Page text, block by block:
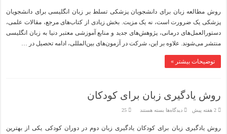
زبان
دانشجویان
روش مطالعه زبان برای دانشجویان پزشکی تسلط بر زبان انگلیسی برای دانشجویان
پزشکی یک ضرورت است، نه یک مزیت. بخش زیادی از کتاب‌های مرجع، مقالات علمی،
دستورالعمل‌های درمانی، پژوهش‌های جدید و منابع آموزشی معتبر دنیا به زبان انگلیسی
منتشر می‌شوند. علاوه بر این، شرکت در آزمون‌های بین‌المللی، ادامه تحصیل در …
توضیحات بیشتر »
روش یادگیری زبان برای کودکان
2 هفته پیش دیدگاه‌ها برای
زبان
بسته هستند 25
روش یادگیری زبان برای کودکان یادگیری زبان دوم در دوران کودکی یکی از بهترین